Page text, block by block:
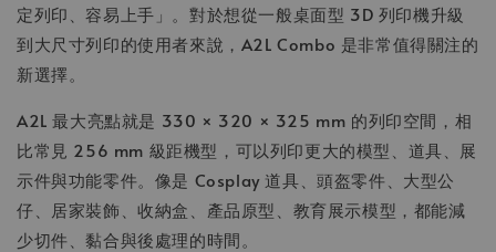
定列印、容易上手」。對於想從一般桌面型 3D 列印機升級
到大尺寸列印的使用者來說，A2L Combo 是非常值得關注的
新選擇。
A2L 最大亮點就是 330 × 320 × 325 mm 的列印空間，相
比常見 256 mm 級距機型，可以列印更大的模型、道具、展
示件與功能零件。像是 Cosplay 道具、頭盔零件、大型公
仔、居家裝飾、收納盒、產品原型、教育展示模型，都能減
少切件、黏合與後處理的時間。